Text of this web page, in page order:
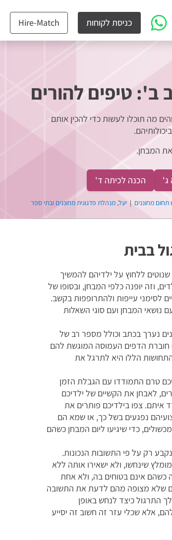
כניסת לקוחות Hire-Match
ב': טיפים להורים
מה תוכלו לעשות כדי להכין אותם
המבחן.
ג' הכנה לכיתה ד'
מחוננים | יעל, מנהלת פדגוגית מחוננים ובתי ספר
בבית
שנוטים ללחוץ על ילדיהם להמשיך
וזה יופנה כלפי המבחן, ובסופו של
לסימני עייפות ולהתרופפות בקשב.
נושאי המבחן ועם סוגי השאלות
נערך בכתב וכולל מספר רב של
חוברת הדפים העמוסה המוגשת להם
הללו היא לתרגל את
טרם התמודדו עם הגבלת הזמן
לאבחן את הקשיים של ילדיכם
איתם. צפו בילדיכם פותרים את
נפגעים בשל כך, או שמא הם
כדי שיגיעו ליום המבחן כשהם
רק על פי התשובות הנכונות.
שינחשו, ולא ישאירו אותה ללא
כשהם אינם בטוחים בה, ולא אחת
שלא מצופה מהם לדעת את התשובה
התרגול כיצד לנחש באופן
אלא שכלי עזר זה חשוב זה יסייע